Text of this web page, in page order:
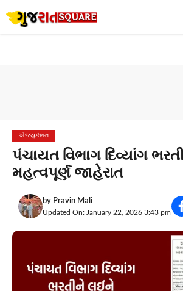
to
એજ્યુકેશન
પંચાયત વિભાગ દિવ્યાંગ
મહત્વપૂર્ણ જાહેરાત
by Pravin Mali
Updated On: January 22, 2026 3:43 pm